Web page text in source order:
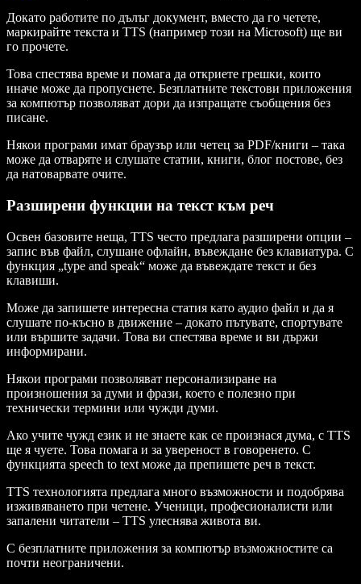
Докато работите по дълъг документ, вместо да го четете,
маркирайте текста и TTS (например този на Microsoft) ще ви
го прочете.
Това спестява време и помага да откриете грешки, които
иначе може да пропуснете. Безплатните текстови приложения
за компютър позволяват дори да изпращате съобщения без
писане.
Някои програми имат браузър или четец за PDF/книги – така
може да отваряте и слушате статии, книги, блог постове, без
да натоварвате очите.
Разширени функции на текст към реч
Освен базовите неща, TTS често предлага разширени опции –
запис във файл, слушане офлайн, въвеждане без клавиатура. С
функция „type and speak“ може да въвеждате текст и без
клавиши.
Може да запишете интересна статия като аудио файл и да я
слушате по-късно в движение – докато пътувате, спортувате
или вършите задачи. Това ви спестява време и ви държи
информирани.
Някои програми позволяват персонализиране на
произношения за думи и фрази, което е полезно при
технически термини или чужди думи.
Ако учите чужд език и не знаете как се произнася дума, с TTS
ще я чуете. Това помага и за увереност в говоренето. С
функцията speech to text може да препишете реч в текст.
TTS технологията предлага много възможности и подобрява
изживяването при четене. Ученици, професионалисти или
запалени читатели – TTS улеснява живота ви.
С безплатните приложения за компютър възможностите са
почти неограничени.